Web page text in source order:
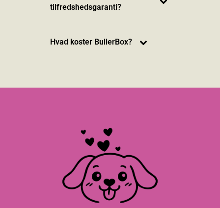
tilfredshedsgaranti?
Hvad koster BullerBox?